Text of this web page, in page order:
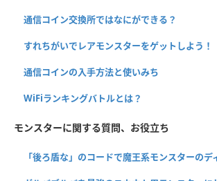
通信コイン交換所ではなにができる？
すれちがいでレアモンスターをゲットしよう！
通信コインの入手方法と使いみち
WiFiランキングバトルとは？
モンスターに関する質問、お役立ち
「後ろ盾な」のコードで魔王系モンスターのデ